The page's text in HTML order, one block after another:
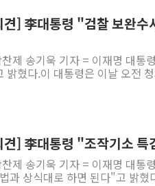
견] 李대통령 "검찰 보완
제 송기욱 기자 = 이재명 대통
밝혔다.이 대통령은 이날 오전
견] 李대통령 "조작기소
제 송기욱 기자 = 이재명 대통
과 상식대로 하면 된다"고 밝혔